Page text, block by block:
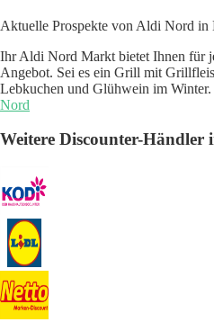
Aktuelle Prospekte von Aldi Nord in
Ihr Aldi Nord Markt bietet Ihnen für
Angebot. Sei es ein Grill mit
Lebkuchen und Glühwein im
Nord
Weitere Discounter-Händler